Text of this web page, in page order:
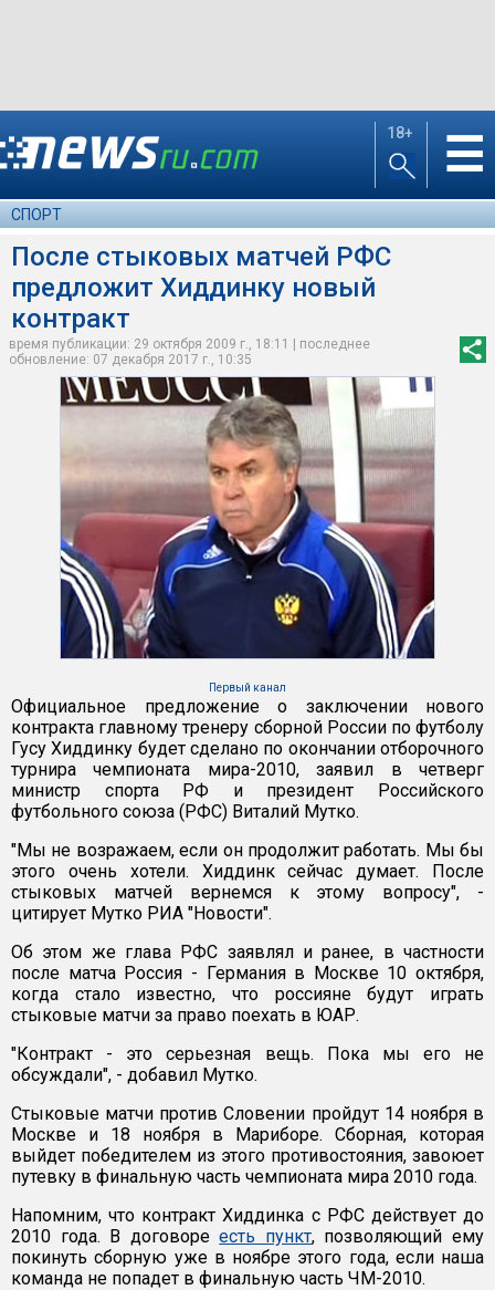
18+ ☰
СПОРТ
После стыковых матчей РФС
предложит Хиддинку новый
контракт
время публикации: 29 октября 2009 г., 18:11 | последнее
обновление: 07 декабря 2017 г., 10:35
Первый канал
Официальное предложение о заключении нового
контракта главному тренеру сборной России по футболу
Гусу Хиддинку будет сделано по окончании отборочного
турнира чемпионата мира-2010, заявил в четверг
министр спорта РФ и президент Российского
футбольного союза (РФС) Виталий Мутко.
"Мы не возражаем, если он продолжит работать. Мы бы
этого очень хотели. Хиддинк сейчас думает. После
стыковых матчей вернемся к этому вопросу", -
цитирует Мутко РИА "Новости".
Об этом же глава РФС заявлял и ранее, в частности
после матча Россия - Германия в Москве 10 октября,
когда стало известно, что россияне будут играть
стыковые матчи за право поехать в ЮАР.
"Контракт - это серьезная вещь. Пока мы его не
обсуждали", - добавил Мутко.
Стыковые матчи против Словении пройдут 14 ноября в
Москве и 18 ноября в Мариборе. Сборная, которая
выйдет победителем из этого противостояния, завоюет
путевку в финальную часть чемпионата мира 2010 года.
Напомним, что контракт Хиддинка с РФС действует до
2010 года. В договореесть пункт, позволяющий ему
покинуть сборную уже в ноябре этого года, если наша
команда не попадет в финальную часть ЧМ-2010.